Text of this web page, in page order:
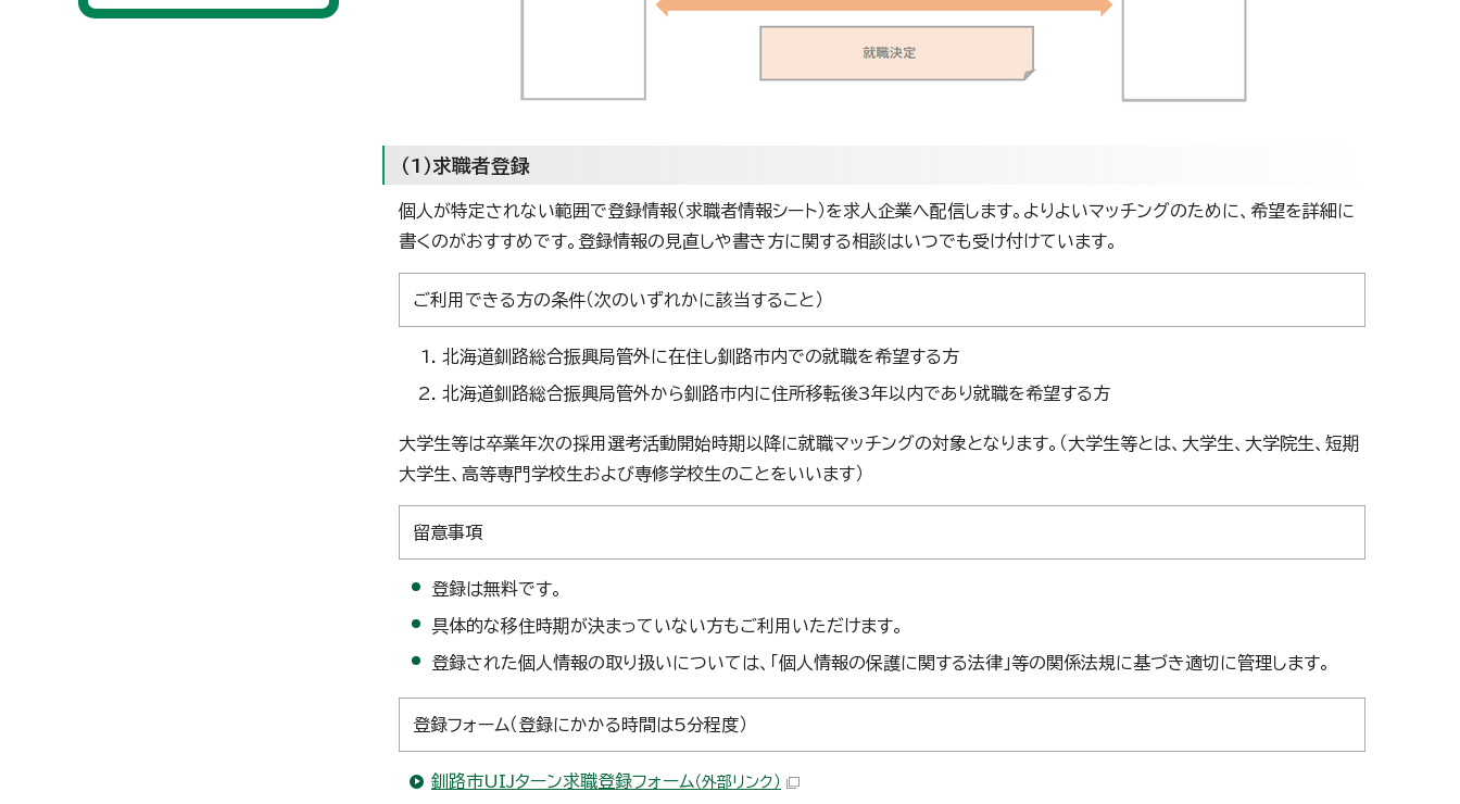
（1）求職者登録
個人が特定されない範囲で登録情報（求職者情報シート）を求人企業へ配信します。よりよいマッチングのために、希望を詳細に
書くのがおすすめです。登録情報の見直しや書き方に関する相談はいつでも受け付けています。
ご利用できる方の条件（次のいずれかに該当すること）
北海道釧路総合振興局管外に在住し釧路市内での就職を希望する方
北海道釧路総合振興局管外から釧路市内に住所移転後3年以内であり就職を希望する方
大学生等は卒業年次の採用選考活動開始時期以降に就職マッチングの対象となります。（大学生等とは、大学生、大学院生、短期
大学生、高等専門学校生および専修学校生のことをいいます）
留意事項
登録は無料です。
具体的な移住時期が決まっていない方もご利用いただけます。
登録された個人情報の取り扱いについては、「個人情報の保護に関する法律」等の関係法規に基づき適切に管理します。
登録フォーム（登録にかかる時間は5分程度）
釧路市UIJターン求職登録フォーム （外部リンク）